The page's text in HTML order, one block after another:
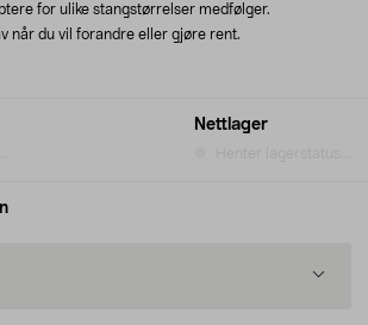
Nettlager
for ulike stangstørrelser medfølger.
når du vil forandre eller gjøre rent.